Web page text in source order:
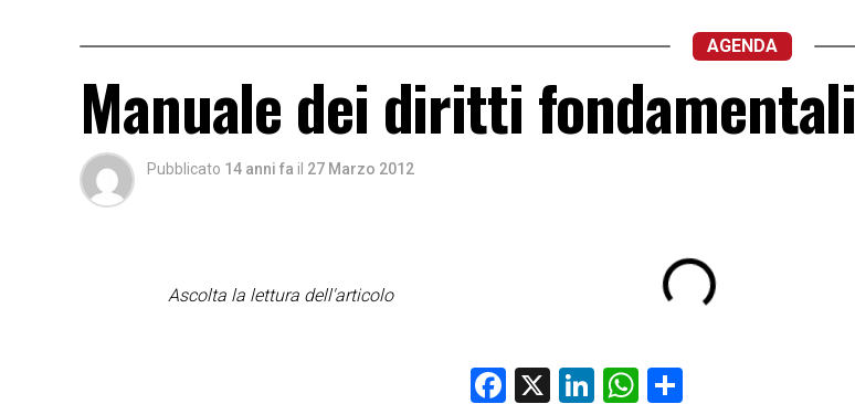
AGENDA
Manuale dei diritti fondamentali
Pubblicato 14 anni fa il 27 Marzo 2012
Ascolta la lettura dell'articolo
Facebook
X LinkedIn
WhatsApp